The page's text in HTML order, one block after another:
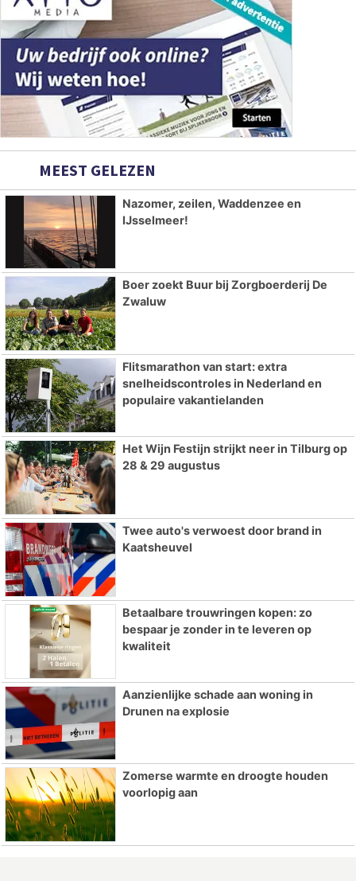
MEEST GELEZEN
Nazomer, zeilen, Waddenzee en
IJsselmeer!
Boer zoekt Buur bij Zorgboerderij De
Zwaluw
Flitsmarathon van start: extra
snelheidscontroles in Nederland en
populaire vakantielanden
Het Wijn Festijn strijkt neer in Tilburg op
28 & 29 augustus
Twee auto's verwoest door brand in
Kaatsheuvel
Betaalbare trouwringen kopen: zo
bespaar je zonder in te leveren op
kwaliteit
Aanzienlijke schade aan woning in
Drunen na explosie
Zomerse warmte en droogte houden
voorlopig aan